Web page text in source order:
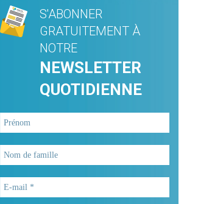
S'ABONNER
GRATUITEMENT À
NOTRE
NEWSLETTER
QUOTIDIENNE